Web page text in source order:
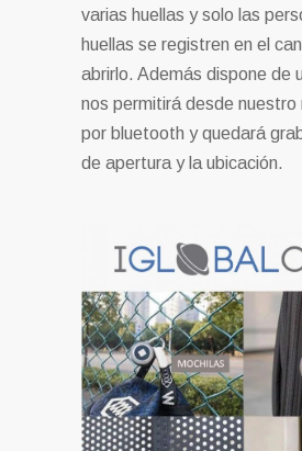
varias huellas y solo las
huellas se registren en el
abrirlo. Además dispone de
nos permitirá desde nuestro
por bluetooth y quedará
de apertura y la ubicación.